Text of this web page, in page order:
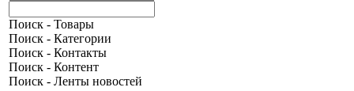
Поиск - Товары
Поиск - Категории
Поиск - Контакты
Поиск - Контент
Поиск - Ленты новостей